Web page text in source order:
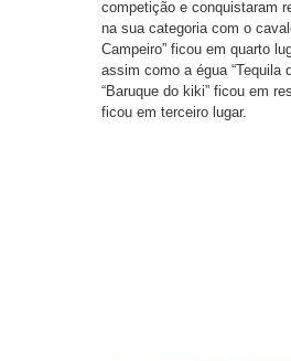
competição e conquistaram
na sua categoria com o
Campeiro” ficou em quarto
assim como a égua “Tequila
“Baruque do kiki” ficou em
ficou em terceiro lugar.